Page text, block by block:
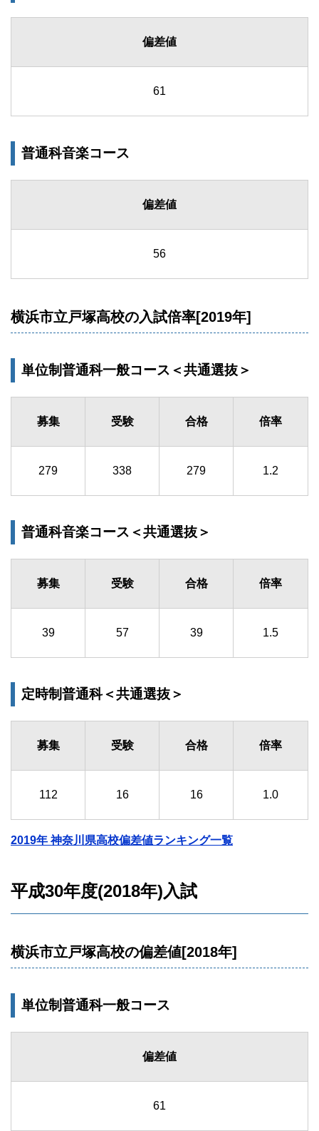
偏差値
61
普通科音楽コース
偏差値
56
横浜市立戸塚高校の入試倍率[2019年]
単位制普通科一般コース＜共通選抜＞
募集 受験 合格 倍率
279 338 279 1.2
普通科音楽コース＜共通選抜＞
募集 受験 合格 倍率
39 57 39 1.5
定時制普通科＜共通選抜＞
募集 受験 合格 倍率
112 16 16 1.0
2019年 神奈川県高校偏差値ランキング一覧
平成30年度(2018年)入試
横浜市立戸塚高校の偏差値[2018年]
単位制普通科一般コース
偏差値
61